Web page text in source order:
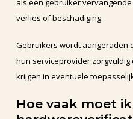
als een gebruiker
verlies of beschadiging.
Gebruikers wordt aangeraden
hun serviceprovider zorgvuldig
krijgen in eventuele
Hoe vaak moet